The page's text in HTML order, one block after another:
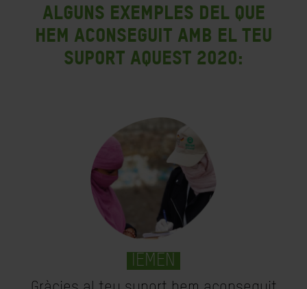
Alguns exemples del que
hem aconseguit amb el teu
suport aquest 2020:
IEMEN